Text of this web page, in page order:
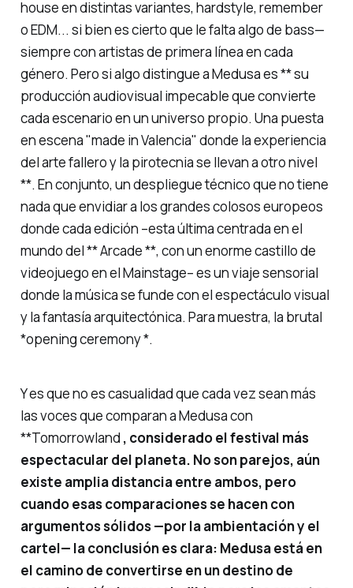
house en distintas variantes, hardstyle, remember
o EDM... si bien es cierto que le falta algo de bass—
siempre con artistas de primera línea en cada
género. Pero si algo distingue a Medusa es ** su
producción audiovisual impecable que convierte
cada escenario en un universo propio. Una puesta
en escena"made in Valencia" donde la experiencia
del arte fallero y la pirotecnia se llevan a otro nivel
**. En conjunto, un despliegue técnico que no tiene
nada que envidiar a los grandes colosos europeos
donde cada edición –esta última centrada en el
mundo del ** Arcade **, con un enorme castillo de
videojuego en el Mainstage– es un viaje sensorial
donde la música se funde con el espectáculo visual
y la fantasía arquitectónica. Para muestra, la brutal
*opening ceremony *.
Y es que no es casualidad que cada vez sean más
las voces que comparan a Medusa con
**Tomorrowland , considerado el festival más
espectacular del planeta. No son parejos, aún
existe amplia distancia entre ambos, pero
cuando esas comparaciones se hacen con
argumentos sólidos —por la ambientación y el
cartel— la conclusión es clara: Medusa está en
el camino de convertirse en un destino de